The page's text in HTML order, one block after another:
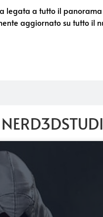
legata a tutto il
aggiornato su tutto il